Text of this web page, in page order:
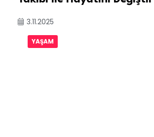
3.11.2025
YAŞAM